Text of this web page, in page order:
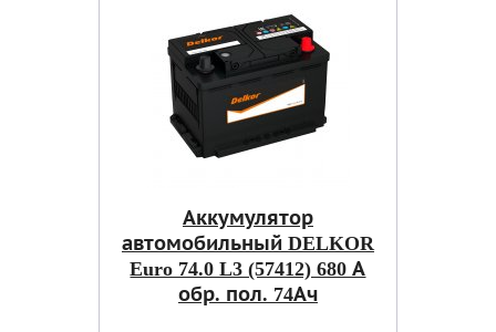
Аккумулятор
автомобильный DELKOR
Euro 74.0 L3 (57412) 680 А
обр. пол. 74Ач